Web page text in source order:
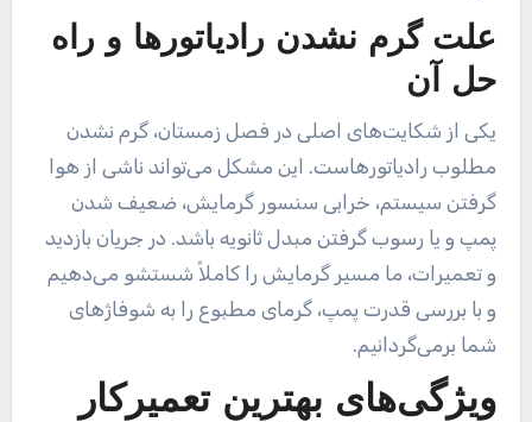
علت گرم نشدن رادیاتورها و راه
حل آن
یکی از شکایت‌های اصلی در فصل زمستان، گرم نشدن
مطلوب رادیاتورهاست. این مشکل می‌تواند ناشی از هوا
گرفتن سیستم، خرابی سنسور گرمایش، ضعیف شدن
پمپ و یا رسوب گرفتن مبدل ثانویه باشد. در جریان بازدید
و تعمیرات، ما مسیر گرمایش را کاملاً شستشو می‌دهیم
و با بررسی قدرت پمپ، گرمای مطبوع را به شوفاژهای
شما برمی‌گردانیم.
ویژگی‌های بهترین تعمیرکار